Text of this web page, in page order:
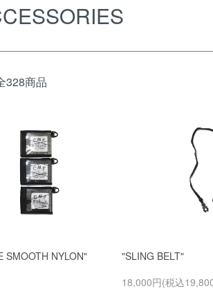
328商品
SMOOTH NYLON"
"SLING BELT"
18,000円(税込